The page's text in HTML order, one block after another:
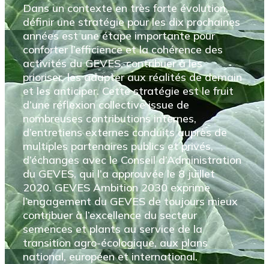
Dans un contexte en très forte évolution,
définir une stratégie pour les dix prochaines
années est une étape importante pour
conforter l’efficience et la cohérence des
activités du GEVES, contribuer à les
prioriser, les adapter aux réalités de demain
et les anticiper. Cette stratégie est le fruit
d’une réflexion collective issue de
nombreuses contributions internes,
d’entretiens externes conduits auprès de
multiples partenaires publics et privés,
d’échanges avec le Conseil d’Administration
du GEVES, qui l’a approuvée le 8 juillet
2020. GEVES Ambition 2030 exprime
l’engagement du GEVES de toujours mieux
contribuer à l’excellence du secteur
semences et plants au service de la
transition agro-écologique, aux plans
national, européen et international.